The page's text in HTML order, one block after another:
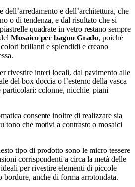
dell’arredamento e dell’architettura, che
o di tendenza, e dal risultato che si
quadrate in vetro restano sempre
Mosaico per bagno Grado, poiché
brillanti e splendidi e creano
rivestire interi locali, dal pavimento alle
del box doccia o l’esterno della vasca
particolari: colonne, nicchie, piani
consente inoltre di realizzare sia
tono che motivi a contrasto o mosaici
tipo di prodotto sono le micro tessere
corrispondenti a circa la metà delle
per rivestire elementi di piccole
bordure, anche di forma arrotondata.